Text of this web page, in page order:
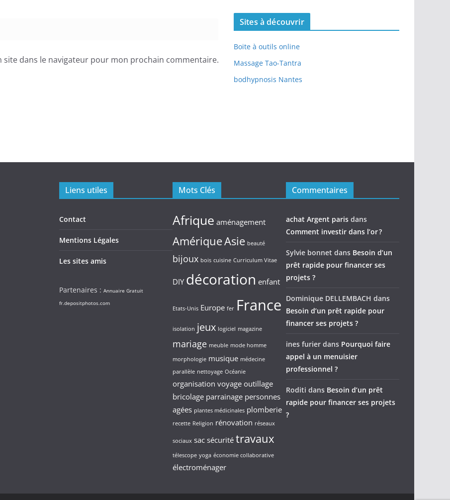
dans le navigateur pour mon prochain commentaire.
Sites à découvrir
Boite à outils online
Massage Tao-Tantra
bodhypnosis Nantes
Liens utiles
Contact
Mentions Légales
Les sites amis
Partenaires : Annuaire Gratuit
fr.depositphotos.com
Mots Clés
Afrique aménagement
AmériqueAsie beauté
bijoux bois cuisine Curriculum Vitae
DIY décoration enfant
Etats-Unis Europe fer France
isolation jeux logiciel magazine
mariage meuble mode homme
morphologie musique médecine
parallèle nettoyage Océanie
organisation voyage outillage
bricolage parrainage personnes
agées plantes médicinales plomberie
recette Religion rénovation réseaux
sociaux sac sécurité travaux
télescope yoga économie collaborative
électroménager
Commentaires
achat Argent paris dans
Comment investir dans l’or ?
Sylvie bonnet dans Besoin d’un
prêt rapide pour financer ses
projets ?
Dominique DELLEMBACH dans
Besoin d’un prêt rapide pour
financer ses projets ?
ines furier dans Pourquoi faire
appel à un menuisier
professionnel ?
Roditi dans Besoin d’un prêt
rapide pour financer ses projets
?